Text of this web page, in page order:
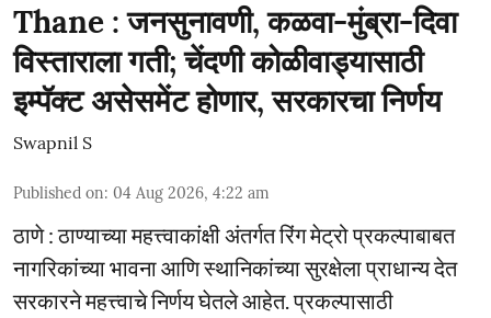
Thane : जनसुनावणी, कळवा-मुंब्रा-दिवा
विस्ताराला गती; चेंदणी कोळीवाड्यासाठी
इम्पॅक्ट असेसमेंट होणार, सरकारचा निर्णय
Swapnil S
Published on: 04 Aug 2026, 4:22 am
ठाणे : ठाण्याच्या महत्त्वाकांक्षी अंतर्गत रिंग मेट्रो प्रकल्पाबाबत
नागरिकांच्या भावना आणि स्थानिकांच्या सुरक्षेला प्राधान्य देत
सरकारने महत्त्वाचे निर्णय घेतले आहेत. प्रकल्पासाठी